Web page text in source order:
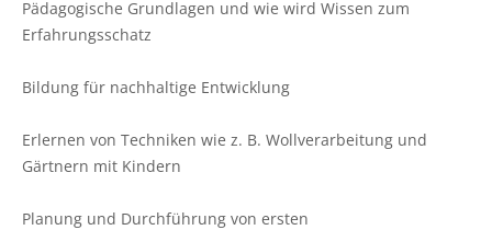
Pädagogische Grundlagen und wie wird Wissen zum
Erfahrungsschatz
Bildung für nachhaltige Entwicklung
Erlernen von Techniken wie z. B. Wollverarbeitung und
Gärtnern mit Kindern
Planung und Durchführung von ersten